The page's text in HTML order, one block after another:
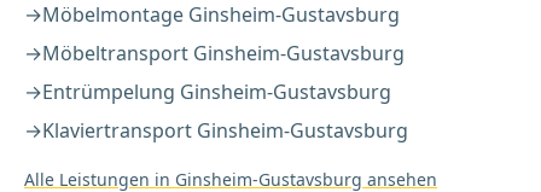
→Möbelmontage Ginsheim-Gustavsburg
→Möbeltransport Ginsheim-Gustavsburg
→Entrümpelung Ginsheim-Gustavsburg
→Klaviertransport Ginsheim-Gustavsburg
Alle Leistungen in Ginsheim-Gustavsburg ansehen